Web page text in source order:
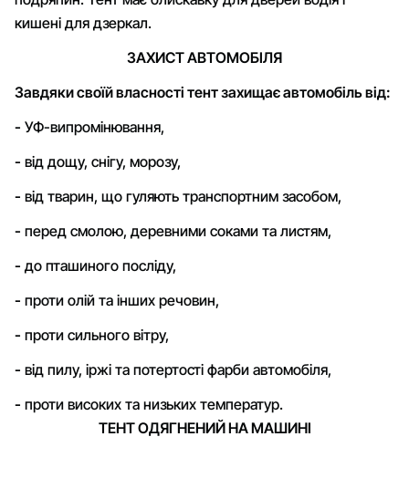
кишені для дзеркал.
ЗАХИСТ АВТОМОБІЛЯ
Завдяки своїй власності тент захищає автомобіль від:
- УФ-випромінювання,
- від дощу, снігу, морозу,
- від тварин, що гуляють транспортним засобом,
- перед смолою, деревними соками та листям,
- до пташиного посліду,
- проти олій та інших речовин,
- проти сильного вітру,
- від пилу, іржі та потертості фарби автомобіля,
- проти високих та низьких температур.
ТЕНТ ОДЯГНЕНИЙ НА МАШИНІ